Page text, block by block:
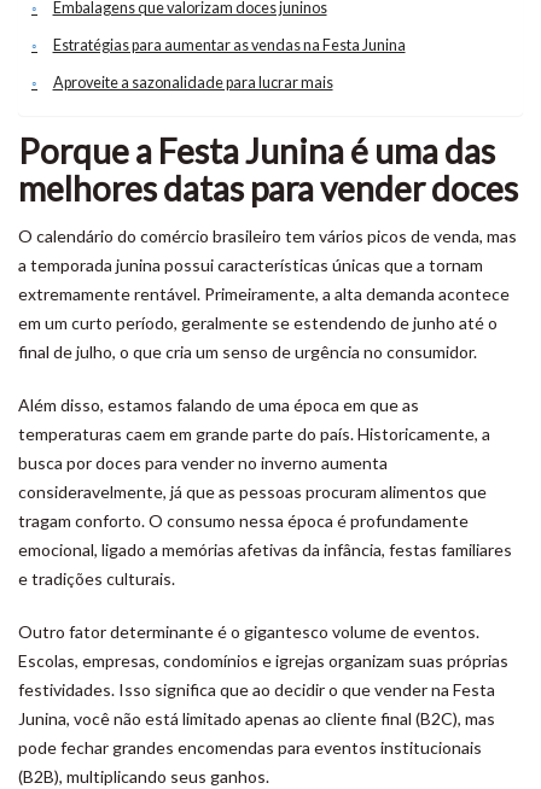
Embalagens que valorizam doces juninos
Estratégias para aumentar as vendas na Festa Junina
Aproveite a sazonalidade para lucrar mais
Porque a Festa Junina é uma das
melhores datas para vender doces
O calendário do comércio brasileiro tem vários picos de venda, mas
a temporada junina possui características únicas que a tornam
extremamente rentável. Primeiramente, a alta demanda acontece
em um curto período, geralmente se estendendo de junho até o
final de julho, o que cria um senso de urgência no consumidor.
Além disso, estamos falando de uma época em que as
temperaturas caem em grande parte do país. Historicamente, a
busca por doces para vender no inverno aumenta
consideravelmente, já que as pessoas procuram alimentos que
tragam conforto. O consumo nessa época é profundamente
emocional, ligado a memórias afetivas da infância, festas familiares
e tradições culturais.
Outro fator determinante é o gigantesco volume de eventos.
Escolas, empresas, condomínios e igrejas organizam suas próprias
festividades. Isso significa que ao decidir o que vender na Festa
Junina, você não está limitado apenas ao cliente final (B2C), mas
pode fechar grandes encomendas para eventos institucionais
(B2B), multiplicando seus ganhos.